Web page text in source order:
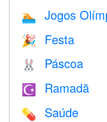
🏊 Jogos
🎉 Festa
🐰 Páscoa
☪️ Ramadã
💊 Saúde